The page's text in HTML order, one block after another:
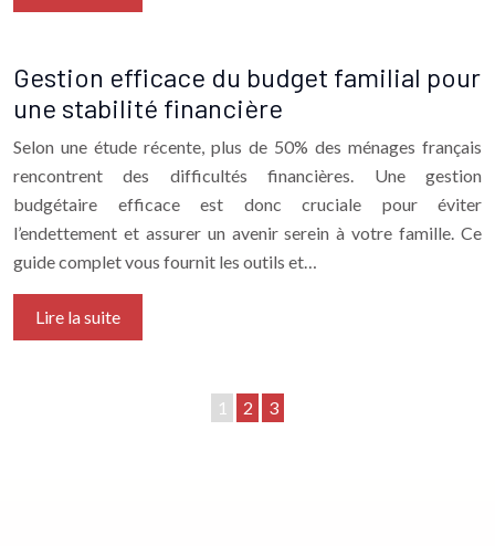
Gestion efficace du budget familial pour
une stabilité financière
Selon une étude récente, plus de 50% des ménages français
rencontrent des difficultés financières. Une gestion
budgétaire efficace est donc cruciale pour éviter
l’endettement et assurer un avenir serein à votre famille. Ce
guide complet vous fournit les outils et…
Lire la suite
1 2 3